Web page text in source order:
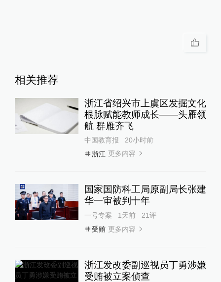
相关推荐
浙江省绍兴市上虞区发掘文化
根脉赋能教师成长——头雁领
航 群雁齐飞
中国教育报
20小时前
浙江 更多内容
国家国防科工局原副局长张建
华一审被判十年
一号专案 1天前 21评
受贿 更多内容
浙江发改委副巡视员丁勇涉嫌
受贿被立案侦查